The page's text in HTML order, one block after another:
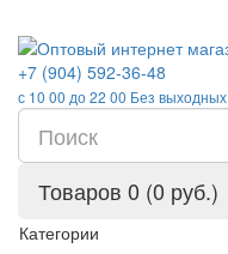
+7 (904) 592-36-48
с 10 00 до 22 00 Без выходных
Товаров 0 (0 руб.)
Категории